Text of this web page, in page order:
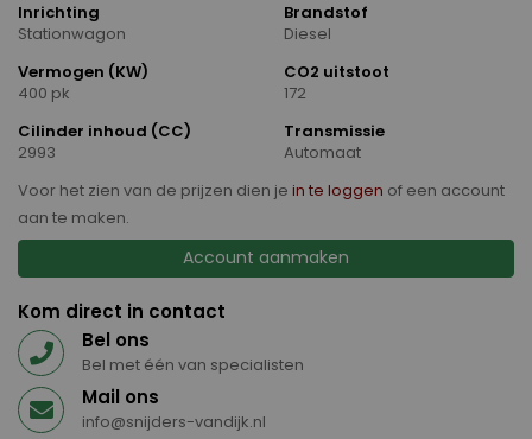
Inrichting
Stationwagon
Brandstof
Diesel
Vermogen (KW)
400 pk
CO2 uitstoot
172
Cilinder inhoud (CC)
2993
Transmissie
Automaat
Voor het zien van de prijzen dien je in te loggen of een account
aan te maken.
Account aanmaken
Kom direct in contact
Bel ons
Bel met één van specialisten
Mail ons
info@snijders-vandijk.nl